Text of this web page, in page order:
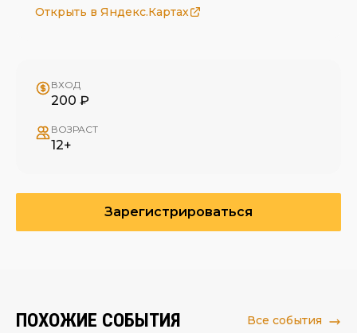
Открыть в Яндекс.Картах
ВХОД
200 ₽
ВОЗРАСТ
12+
Зарегистрироваться
ПОХОЖИЕ СОБЫТИЯ Все события